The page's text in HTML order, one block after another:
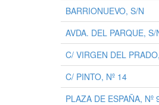
BARRIONUEVO, S/N
AVDA. DEL PARQUE, S/
C/ VIRGEN DEL
C/ PINTO, Nº 14
PLAZA DE ESPAÑA, Nº